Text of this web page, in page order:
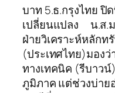
บาท 5.ธ.กรุงไทย ปิ
เปลี่ยนแปลง น.ส.
ฝ่ายวิเคราะห์หลักท
(ประเทศไทย)มอง
ทางเทคนิค (รีบาว
ภูมิภาค แต่ช่วงบ่าย